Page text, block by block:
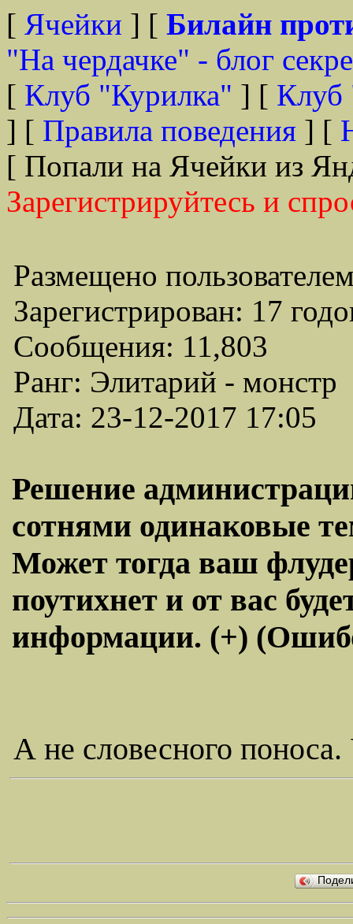
[ Ячейки ] [ Билайн
"На чердачке" - блог
[ Клуб "Курилка" ] [ Клуб
] [ Правила поведения ] [
[ Попали на Ячейки из
Зарегистрируйтесь и
Размещено
Зарегистрирован: 17
Сообщения: 11,803
Ранг: Элитарий - монстр
Дата: 23-12-2017 17:05
Решение
сотнями одинаковые
Может тогда ваш
поутихнет и от вас
информации. (+)
А не словесного поноса.